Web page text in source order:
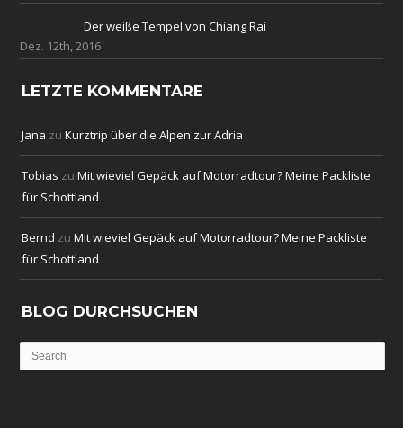
Der weiße Tempel von Chiang Rai
Dez. 12th, 2016
LETZTE KOMMENTARE
Jana zuKurztrip über die Alpen zur Adria
Tobias zuMit wieviel Gepäck auf Motorradtour? Meine Packliste
für Schottland
Bernd zuMit wieviel Gepäck auf Motorradtour? Meine Packliste
für Schottland
BLOG DURCHSUCHEN